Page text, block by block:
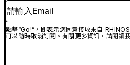
請輸入Email
點擊“Go!”，即表示您同意接收來自
可以隨時取消訂閱。有關更多資訊，請閱讀